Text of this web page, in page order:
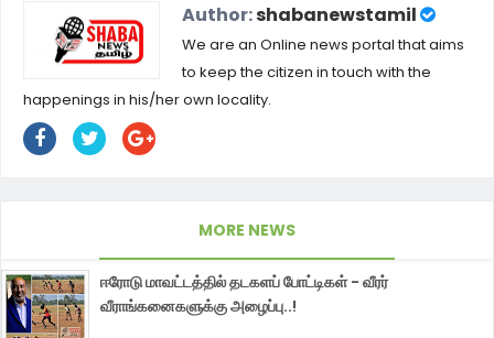
Author:shabanewstamil
We are an Online news portal that aims
to keep the citizen in touch with the
happenings in his/her own locality.
MORE NEWS
ஈரோடு மாவட்டத்தில் தடகளப் போட்டிகள் - வீரர்
வீராங்கனைகளுக்கு அழைப்பு..!